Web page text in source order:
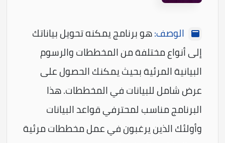
الوصف:هو برنامج يمكنه تحويل بياناتك
إلى أنواع مختلفة من المخططات والرسوم
البيانية المرئية بحيث يمكنك الحصول على
عرض شامل للبيانات في المخططات. هذا
البرنامج مناسب لمحترفي قواعد البيانات
وأولئك الذين يرغبون في عمل مخططات مرئية